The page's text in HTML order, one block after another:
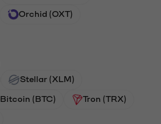
Orchid (OXT)
Stellar (XLM)
Bitcoin (BTC) Tron (TRX)